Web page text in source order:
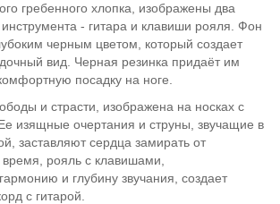
гребенного хлопка, изображены два
- гитара и клавиши рояля. Фон
черным цветом, который создает
вид. Черная резинка придаёт им
посадку на ноге.
и страсти, изображена на носках с
изящные очертания и струны, звучащие в
заставляют сердца замирать от
рояль с клавишами,
и глубину звучания, создает
с гитарой.